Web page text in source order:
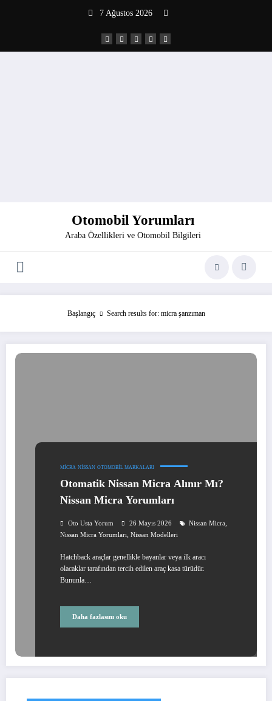
7 Ağustos 2026
Otomobil Yorumları
Araba Özellikleri ve Otomobil Bilgileri
Başlangıç Search results for: micra şanzıman
MICRA NISSAN OTOMOBIL MARKALARI
Otomatik Nissan Micra Alınır Mı?
Nissan Micra Yorumları
Oto Usta Yorum 26 Mayıs 2026 Nissan Micra,
Nissan Micra Yorumları, Nissan Modelleri
Hatchback araçlar genellikle bayanlar veya ilk aracı
olacaklar tarafından tercih edilen araç kasa türüdür.
Bununla…
Daha fazlasını oku